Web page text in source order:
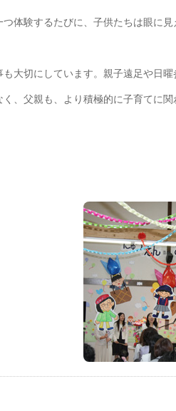
体験するたびに、子供たちは眼に見
も大切にしています。親子遠足や日
、父親も、より積極的に子育てに